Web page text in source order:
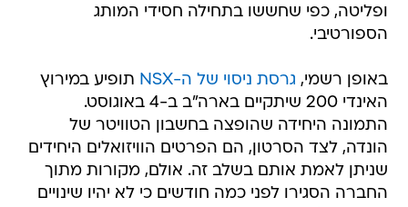
ופליטה, כפי שחששו בתחילה חסידי המותג
הספורטיבי.
באופן רשמי, גרסת ניסוי של ה-NSX
תופיע במירוץ
האינדי 200 שיתקיים בארה"ב ב-4 באוגוסט.
התמונה היחידה שהופצה בחשבון הטוויטר של
הונדה, לצד הסרטון, הם הפרטים הוויזואלים היחידים
שניתן לאמת אותם בשלב זה. אולם, מקורות מתוך
החברה הסגירו לפני כמה חודשים כי לא יהיו שינויים